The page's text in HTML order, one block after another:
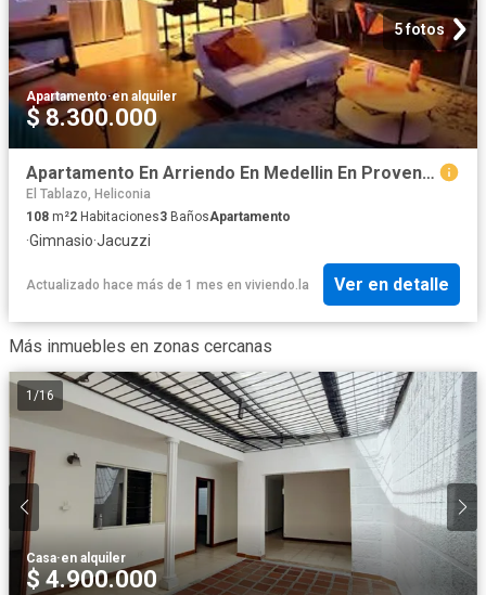
5 fotos
Apartamento·en alquiler
$ 8.300.000
Apartamento En Arriendo En Medellin En Provenza A383941
El Tablazo, Heliconia
108 m²2 Habitaciones3 BañosApartamento
·Gimnasio·Jacuzzi
Actualizado hace más de 1 mes en viviendo.la Ver en detalle
Más inmuebles en zonas cercanas
1 /16
Casa·en alquiler
$ 4.900.000